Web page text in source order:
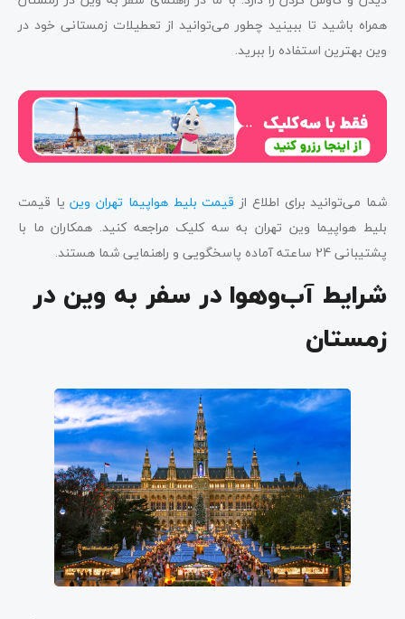
همراه باشید تا ببینید چطور می‌توانید از تعطیلات زمستانی خود در
وین بهترین استفاده را ببرید.
شما می‌توانید برای اطلاع از قیمت بلیط هواپیما تهران وینیا قیمت
بلیط هواپیما وین تهران به سه کلیک مراجعه کنید. همکاران ما با
پشتیبانی 24 ساعته آماده پاسخگویی و راهنمایی شما هستند.
شرایط آب‌و‌هوا در سفر به وین در
زمستان